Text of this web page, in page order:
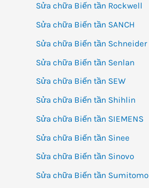
Sửa chữa Biến tần Rockwell
Sửa chữa Biến tần SANCH
Sửa chữa Biến tần Schneider
Sửa chữa Biến tần Senlan
Sửa chữa Biến tần SEW
Sửa chữa Biến tần Shihlin
Sửa chữa Biến tần SIEMENS
Sửa chữa Biến tần Sinee
Sửa chữa Biến tần Sinovo
Sửa chữa Biến tần Sumitomo